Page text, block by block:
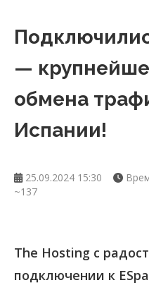
—
обмена
Испании!
25.09.2024 15:30
~137
The Hosting с
подключении к